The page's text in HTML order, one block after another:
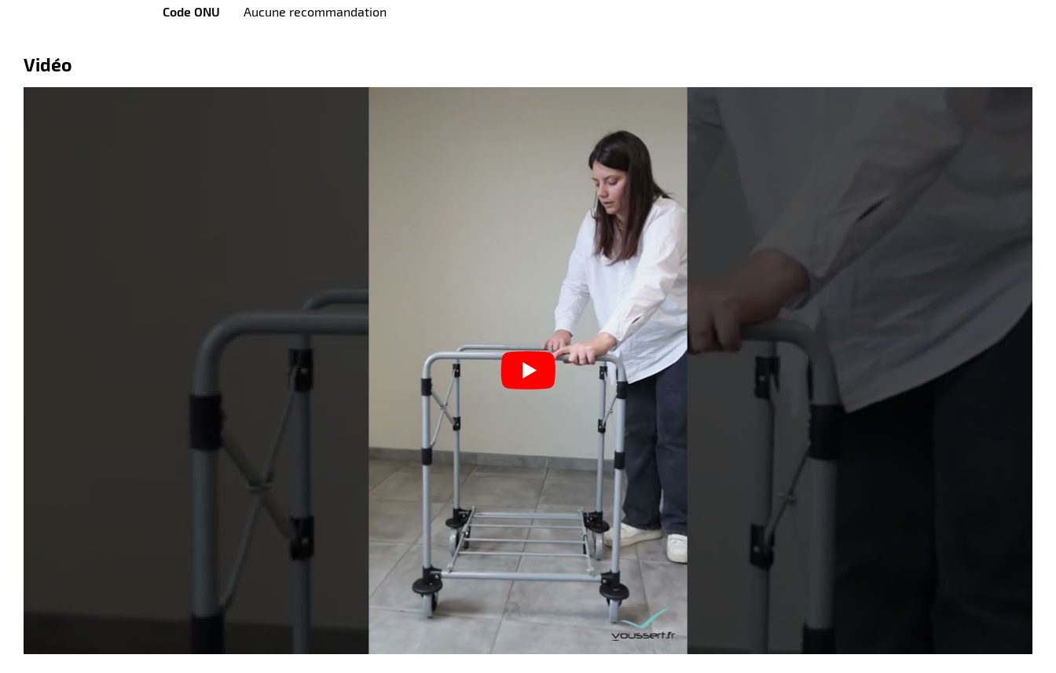
Code ONU
Aucune recommandation
Vidéo